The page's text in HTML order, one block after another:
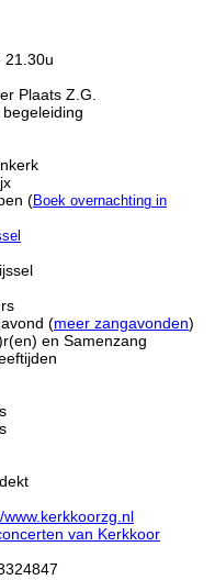
21.30u
Plaats Z.G.
(Boek overnachting in
(meer zangavonden)
en Samenzang
www.kerkkoorzg.nl
van Kerkkoor